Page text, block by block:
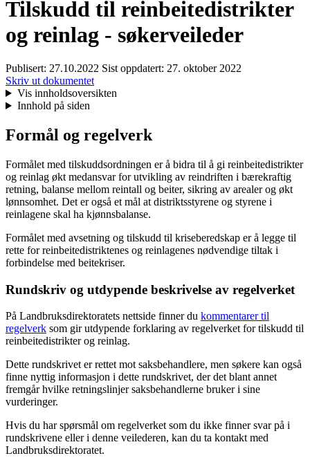
Tilskudd til reinbeitedistrikter
og reinlag - søkerveileder
Publisert: 27.10.2022 Sist oppdatert: 27. oktober 2022
Skriv ut dokumentet
Vis innholdsoversikten
Innhold på siden
Formål og regelverk
Formålet med tilskuddsordningen er å bidra til å gi reinbeitedistrikter
og reinlag økt medansvar for utvikling av reindriften i bærekraftig
retning, balanse mellom reintall og beiter, sikring av arealer og økt
lønnsomhet. Det er også et mål at distriktsstyrene og styrene i
reinlagene skal ha kjønnsbalanse.
Formålet med avsetning og tilskudd til kriseberedskap er å legge til
rette for reinbeitedistriktenes og reinlagenes nødvendige tiltak i
forbindelse med beitekriser.
Rundskriv og utdypende beskrivelse av regelverket
På Landbruksdirektoratets nettside finner du kommentarer til
regelverk som gir utdypende forklaring av regelverket for tilskudd til
reinbeitedistrikter og reinlag.
Dette rundskrivet er rettet mot saksbehandlere, men søkere kan også
finne nyttig informasjon i dette rundskrivet, der det blant annet
fremgår hvilke retningslinjer saksbehandlerne bruker i sine
vurderinger.
Hvis du har spørsmål om regelverket som du ikke finner svar på i
rundskrivene eller i denne veilederen, kan du ta kontakt med
Landbruksdirektoratet.